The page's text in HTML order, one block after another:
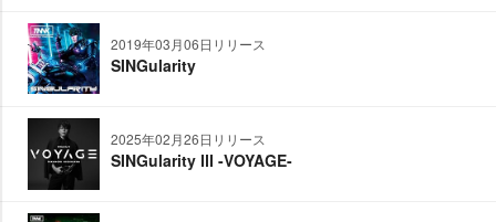
2019年03月06日リリース
SINGularity
2025年02月26日リリース
SINGularity Ⅲ -VOYAGE-